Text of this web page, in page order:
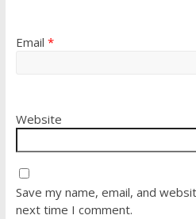
Email *
Website
Save my name, email, and
next time I comment.